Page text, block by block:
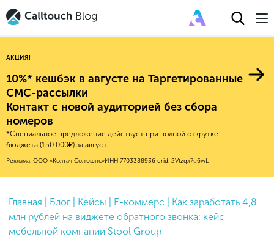
Авторитейл
Финансы
Е-коммерс
Недвижимость
HoReCa
2025
2024
2022
2021
Новые продукты
Эксплейнеры
Обновления продуктов Calltouch
Обучение работы с инструментами
Calltouch
Индекс здоровья российского
Mental Health
Исследование Out Of Cloud
Привлечение
Конверсия
Аналитика
Callday
MeetUp
АКЦИЯ!
10%* кешбэк в августе на Таргетированные
СМС-рассылки
Контакт с новой аудиторией без сбора
номеров
*Специальное предложение действует при полной открутке
бюджета (150 000₽) за август.
Реклама: ООО «Колтач Солюшнс»ИНН 7703388936 erid: 2Vtzqx7u6wL
Главная Блог Кейсы Е-коммерс
Как заработать 4,8
млн рублей на виджете обратного звонка: кейс
мебельной компании Stool Group